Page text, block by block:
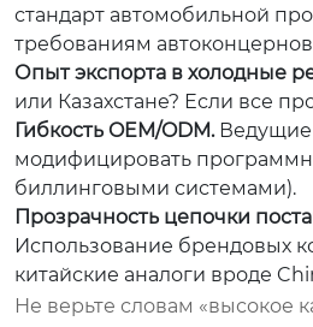
стандарт автомобильной
требованиям
Опыт экспорта в холодные
или Казахстане? Если все
Гибкость OEM/ODM.Ведущие
модифицировать
биллинговыми системами).
Прозрачность цепочки
Использование брендовых
китайские аналоги вроде
Не верьте словам «высокое